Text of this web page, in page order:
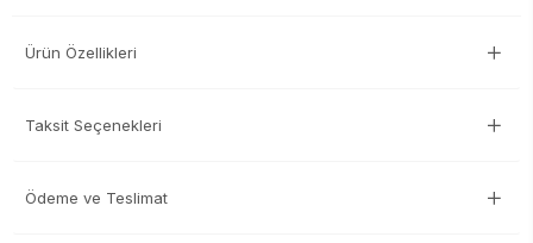
Ürün Özellikleri
Taksit Seçenekleri
Ödeme ve Teslimat